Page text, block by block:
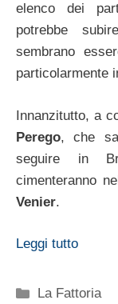
elenco dei
potrebbe
sembrano
particolarmente
Innanzitutto, a
Perego, che
seguire in
cimenteranno
Venier.
Leggi tutto
Categorie
La Fattoria